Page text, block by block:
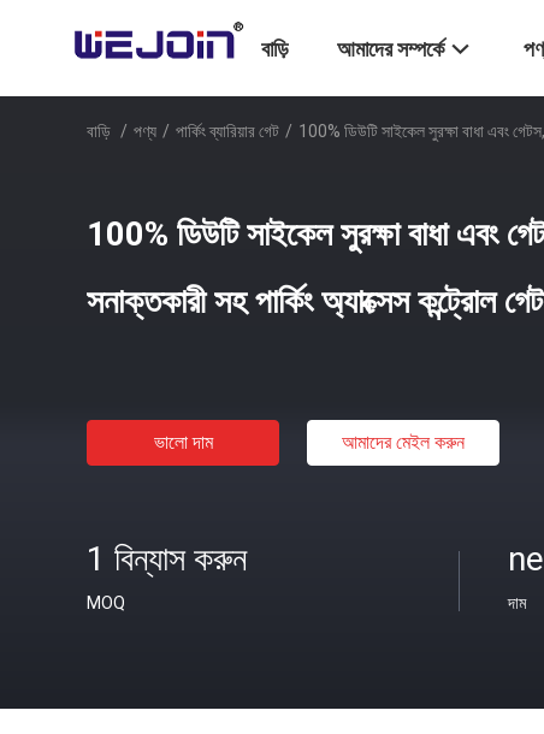
বাড়ি আমাদের সম্পর্কে
বাড়ি / পণ্য / পার্কিং ব্যারিয়ার গেট / 100% ডিউটি ​​সাইকেল সুরক্ষা বাধা এবং
100% ডিউটি ​​সাইকেল সুরক্ষা বাধা এবং
সনাক্তকারী সহ পার্কিং অ্যাক্সেস কন্ট্রোল
ভালো দাম আমাদের মেইল ​​করুন
1 বিন্যাস করুন
MOQ দাম